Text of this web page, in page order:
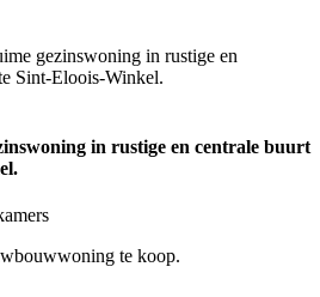
in rustige en centrale buurt